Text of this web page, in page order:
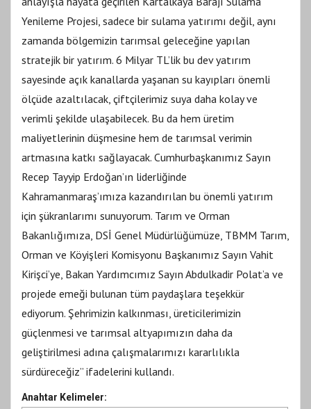
Yenileme Projesi, sadece bir sulama yatırımı değil, aynı
zamanda bölgemizin tarımsal geleceğine yapılan
stratejik bir yatırım. 6 Milyar TL’lik bu dev yatırım
sayesinde açık kanallarda yaşanan su kayıpları önemli
ölçüde azaltılacak, çiftçilerimiz suya daha kolay ve
verimli şekilde ulaşabilecek. Bu da hem üretim
maliyetlerinin düşmesine hem de tarımsal verimin
artmasına katkı sağlayacak. Cumhurbaşkanımız Sayın
Recep Tayyip Erdoğan’ın liderliğinde
Kahramanmaraş’ımıza kazandırılan bu önemli yatırım
için şükranlarımı sunuyorum. Tarım ve Orman
Bakanlığımıza, DSİ Genel Müdürlüğümüze, TBMM Tarım,
Orman ve Köyişleri Komisyonu Başkanımız Sayın Vahit
Kirişci’ye, Bakan Yardımcımız Sayın Abdulkadir Polat’a ve
projede emeği bulunan tüm paydaşlara teşekkür
ediyorum. Şehrimizin kalkınması, üreticilerimizin
güçlenmesi ve tarımsal altyapımızın daha da
geliştirilmesi adına çalışmalarımızı kararlılıkla
sürdüreceğiz” ifadelerini kullandı.
Anahtar Kelimeler: